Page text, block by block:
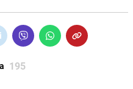
195